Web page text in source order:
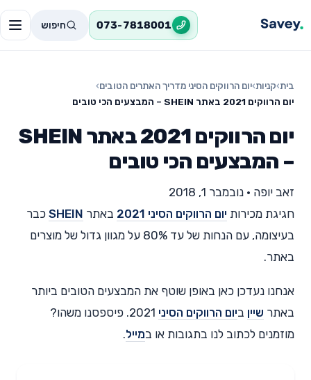
073-7818001 חיפוש
בית›קניות›יום הרווקים הסיני מדריך האתרים הטובים›
יום הרווקים 2021 באתר SHEIN – המבצעים הכי טובים
יום הרווקים 2021 באתר SHEIN
– המבצעים הכי טובים
זאב יופה • נובמבר 1, 2018
חגיגת מכירות יום הרווקים הסיני 2021 באתר SHEIN כבר
בעיצומה, עם הנחות של עד 80% על מגוון גדול של מוצרים
באתר.
אנחנו נעדכן כאן באופן שוטף את המבצעים הטובים ביותר
באתר שיין ביום הרווקים הסיני
2021. פיספסנו משהו?
מוזמנים לכתוב לנו בתגובות או במייל.